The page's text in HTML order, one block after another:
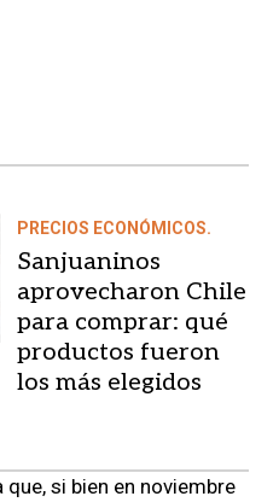
PRECIOS ECONÓMICOS.
Sanjuaninos
aprovecharon Chile
para comprar: qué
productos fueron
los más elegidos
si bien en noviembre